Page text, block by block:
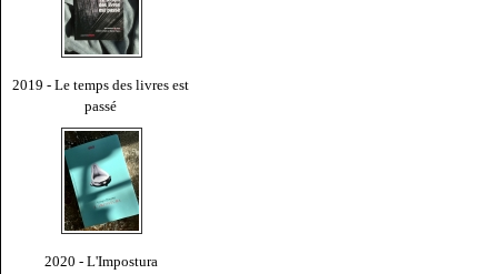
2019 - Le temps des livres est
passé
2020 - L'Impostura